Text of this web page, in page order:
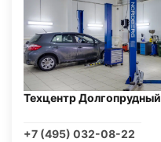
Техцентр Долгопрудный
+7 (495) 032-08-22